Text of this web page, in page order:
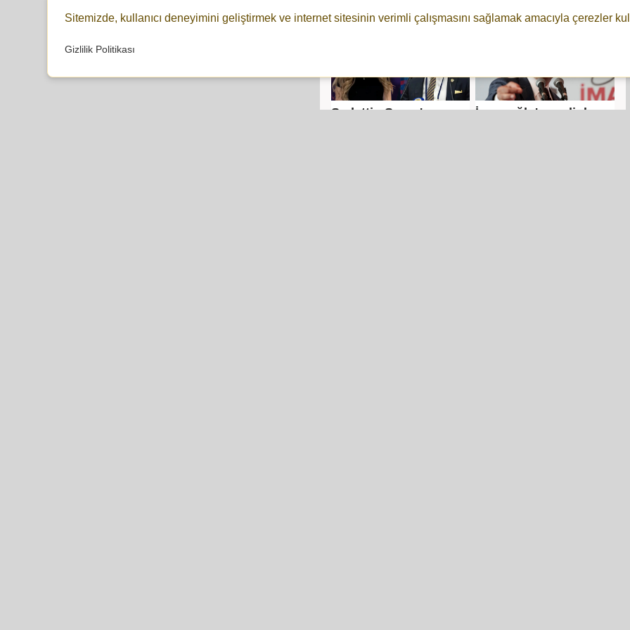
Sadettin Saran'ın
İmamoğlu'nun diploma
Sitemizde, kullanıcı deneyimini geliştirmek ve internet sitesinin verimli çalışmasını sağlamak amacıyla çerezler
Gizlilik Politikası